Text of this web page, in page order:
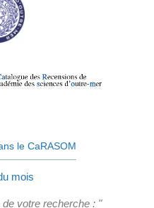
le CaRASOM
mois
votre recherche : "